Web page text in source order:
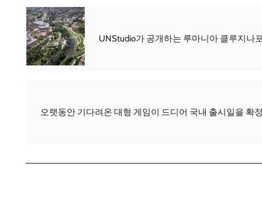
UNStudio가 공개하는 루마니아 클루지나
오랫동안 기다려온 대형 게임이 드디어 국내 출시일을 확